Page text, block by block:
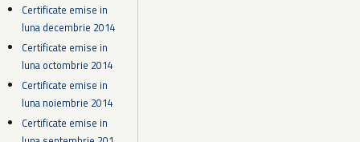
Certificate emise in
luna decembrie 2014
Certificate emise in
luna octombrie 2014
Certificate emise in
luna noiembrie 2014
Certificate emise in